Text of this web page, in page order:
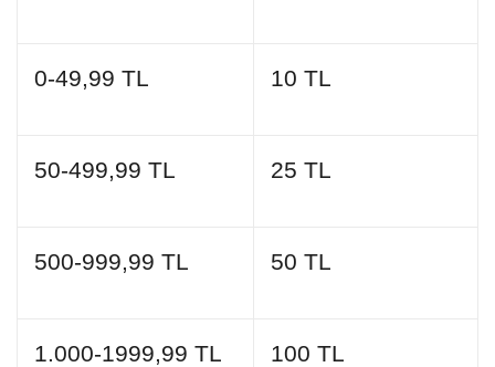
0-49,99 TL 10 TL
50-499,99 TL 25 TL
500-999,99 TL 50 TL
1.000-1999,99 TL 100 TL